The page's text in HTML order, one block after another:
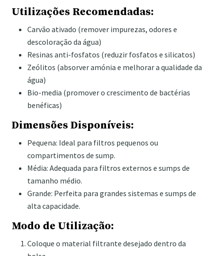
Utilizações Recomendadas:
Carvão ativado (remover impurezas, odores e
descoloração da água)
Resinas anti-fosfatos (reduzir fosfatos e silicatos)
Zeólitos (absorver amónia e melhorar a qualidade da
água)
Bio-media (promover o crescimento de bactérias
benéficas)
Dimensões Disponíveis:
Pequena: Ideal para filtros pequenos ou
compartimentos de sump.
Média: Adequada para filtros externos e sumps de
tamanho médio.
Grande: Perfeita para grandes sistemas e sumps de
alta capacidade.
Modo de Utilização:
Coloque o material filtrante desejado dentro da